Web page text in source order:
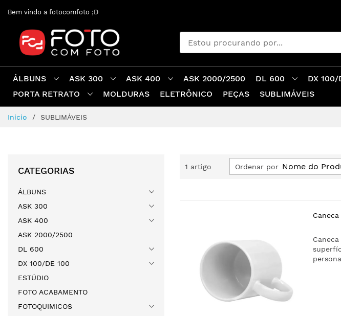
para
conteúdo
Bem vindo a fotocomfoto ;D
ÁLBUNS ASK 300 ASK 400 ASK 2000/2500 DL 600 DX 100/
PORTA RETRATO
MOLDURAS ELETRÔNICO PEÇAS SUBLIMÁVEIS
Inicio SUBLIMÁVEIS
1 artigo Ordenar por
CATEGORIAS
ÁLBUNS
ASK 300
ASK 400
ASK 2000/2500
DL 600
DX 100/DE 100
ESTÚDIO
FOTO ACABAMENTO
FOTOQUIMICOS